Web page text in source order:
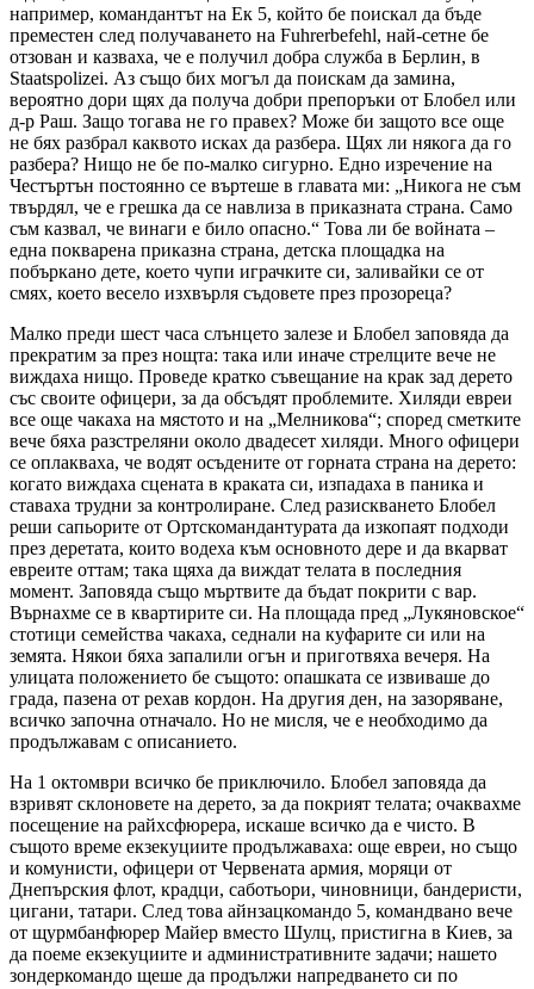
например, командантът на Ек 5, който бе поискал да бъде
преместен след получаването на Fuhrerbefehl, най-сетне бе
отзован и казваха, че е получил добра служба в Берлин, в
Staatspolizei. Аз също бих могъл да поискам да замина,
вероятно дори щях да получа добри препоръки от Блобел или
д-р Раш. Защо тогава не го правех? Може би защото все още
не бях разбрал каквото исках да разбера. Щях ли някога да го
разбера? Нищо не бе по-малко сигурно. Едно изречение на
Честъртън постоянно се въртеше в главата ми: „Никога не съм
твърдял, че е грешка да се навлиза в приказната страна. Само
съм казвал, че винаги е било опасно.“ Това ли бе войната –
една покварена приказна страна, детска площадка на
побъркано дете, което чупи играчките си, заливайки се от
смях, което весело изхвърля съдовете през прозореца?
Малко преди шест часа слънцето залезе и Блобел заповяда да
прекратим за през нощта: така или иначе стрелците вече не
виждаха нищо. Проведе кратко съвещание на крак зад дерето
със своите офицери, за да обсъдят проблемите. Хиляди евреи
все още чакаха на мястото и на „Мелникова“; според сметките
вече бяха разстреляни около двадесет хиляди. Много офицери
се оплакваха, че водят осъдените от горната страна на дерето:
когато виждаха сцената в краката си, изпадаха в паника и
ставаха трудни за контролиране. След разискването Блобел
реши сапьорите от Ортскомандантурата да изкопаят подходи
през деретата, които водеха към основното дере и да вкарват
евреите оттам; така щяха да виждат телата в последния
момент. Заповяда също мъртвите да бъдат покрити с вар.
Върнахме се в квартирите си. На площада пред „Лукяновское“
стотици семейства чакаха, седнали на куфарите си или на
земята. Някои бяха запалили огън и приготвяха вечеря. На
улицата положението бе същото: опашката се извиваше до
града, пазена от рехав кордон. На другия ден, на зазоряване,
всичко започна отначало. Но не мисля, че е необходимо да
продължавам с описанието.
На 1 октомври всичко бе приключило. Блобел заповяда да
взривят склоновете на дерето, за да покрият телата; очаквахме
посещение на райхсфюрера, искаше всичко да е чисто. В
същото време екзекуциите продължаваха: още евреи, но също
и комунисти, офицери от Червената армия, моряци от
Днепърския флот, крадци, саботьори, чиновници, бандеристи,
цигани, татари. След това айнзацкомандо 5, командвано вече
от щурмбанфюрер Майер вместо Шулц, пристигна в Киев, за
да поеме екзекуциите и административните задачи; нашето
зондеркомандо щеше да продължи напредването си по